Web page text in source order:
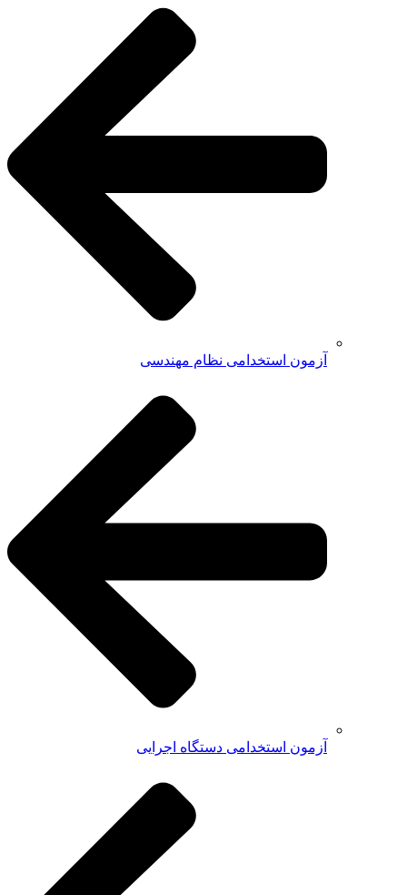
آزمون استخدامی نظام مهندسی
آزمون استخدامی دستگاه اجرایی